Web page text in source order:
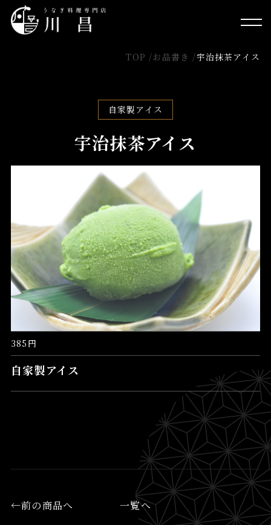
TOP /お品書き /宇治抹茶アイス
自家製アイス
宇治抹茶アイス
385円
自家製アイス
←前の商品へ 一覧へ